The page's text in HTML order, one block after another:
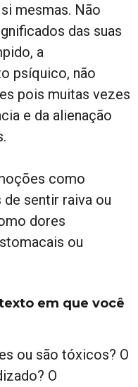
mesmas. Não
das suas
a
psíquico, não
pois muitas vezes
e da alienação
como
sentir raiva ou
dores
ou
em que você
ou são tóxicos? O
O